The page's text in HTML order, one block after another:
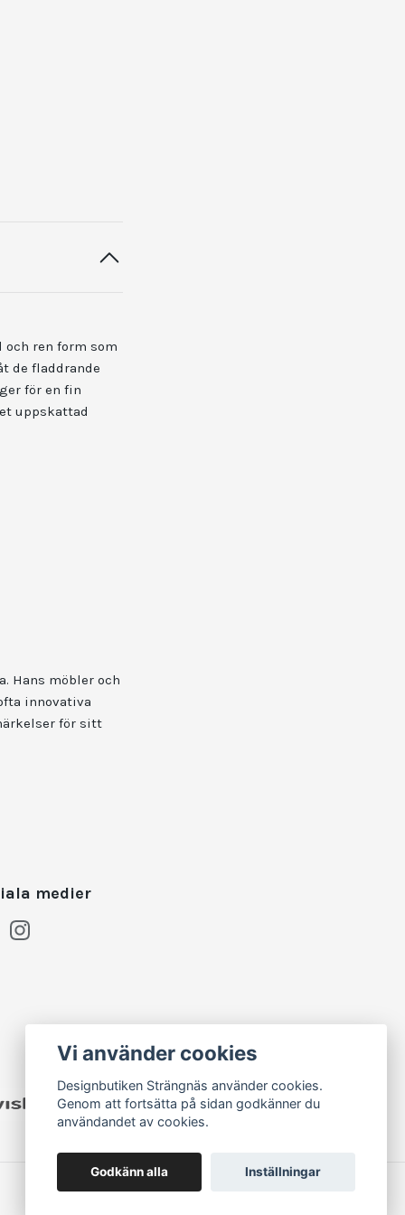
ren form som
de fladdrande
för en fin
uppskattad
Hans möbler och
innovativa
för sitt
medier
Vi använder cookies
Designbutiken Strängnäs använder cookies.
Genom att fortsätta på sidan godkänner du
användandet av cookies.
Godkänn alla Inställningar